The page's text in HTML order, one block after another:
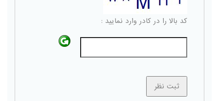
کد بالا را در کادر وارد نمایید :